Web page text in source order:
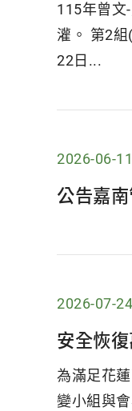
115年曾文
灌。 第2
22日...
2026-06-11
公告嘉
2026-07-24
安全恢
為滿足花
變小組與